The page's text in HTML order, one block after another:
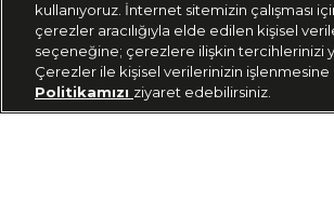
kullanıyoruz. İnternet sitemizin çalışması
çerezler aracılığıyla elde edilen kişisel
seçeneğine; çerezlere ilişkin tercihlerinizi
Çerezler ile kişisel verilerinizin
Politikamızı ziyaret edebilirsiniz.